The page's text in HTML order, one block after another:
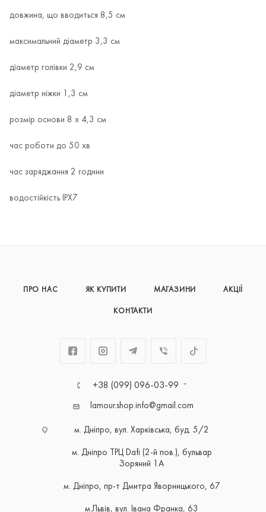
довжина, що вводиться 8,5 см
максимальний діаметр 3,3 см
діаметр голівки 2,9 см
діаметр ніжки 1,3 см
розмір основи 8 х 4,3 см
час роботи до 50 хв
час заряджання 2 години
водостійкість IPX7
ПРО НАС ЯК КУПИТИ МАГАЗИНИ АКЦІЇ
КОНТАКТИ
+38 (099) 096-03-99
lamour.shop.info@gmail.com
м. Дніпро, вул. Харківська, буд. 5/2
м. Дніпро ТРЦ Dafi (2-й пов.), бульвар
Зоряний 1А
м. Дніпро, пр-т Дмитра Яворницького, 67
м.Львів, вул. Івана Франка, 63